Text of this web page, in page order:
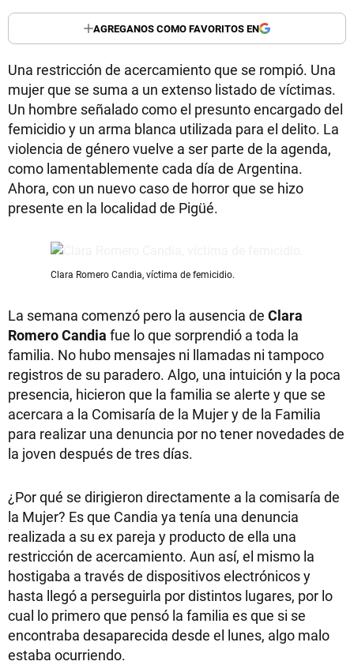
AGREGANOS COMO FAVORITOS EN
Una restricción de acercamiento que se rompió. Una
mujer que se suma a un extenso listado de víctimas.
Un hombre señalado como el presunto encargado del
femicidio y un arma blanca utilizada para el delito. La
violencia de género vuelve a ser parte de la agenda,
como lamentablemente cada día de Argentina.
Ahora, con un nuevo caso de horror que se hizo
presente en la localidad de Pigüé.
Clara Romero Candia, víctima de femicidio.
La semana comenzó pero la ausencia de Clara
Romero Candia fue lo que sorprendió a toda la
familia. No hubo mensajes ni llamadas ni tampoco
registros de su paradero. Algo, una intuición y la poca
presencia, hicieron que la familia se alerte y que se
acercara a la Comisaría de la Mujer y de la Familia
para realizar una denuncia por no tener novedades de
la joven después de tres días.
¿Por qué se dirigieron directamente a la comisaría de
la Mujer? Es que Candia ya tenía una denuncia
realizada a su ex pareja y producto de ella una
restricción de acercamiento. Aun así, el mismo la
hostigaba a través de dispositivos electrónicos y
hasta llegó a perseguirla por distintos lugares, por lo
cual lo primero que pensó la familia es que si se
encontraba desaparecida desde el lunes, algo malo
estaba ocurriendo.